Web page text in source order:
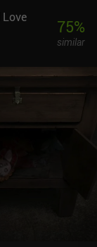
75%
similar